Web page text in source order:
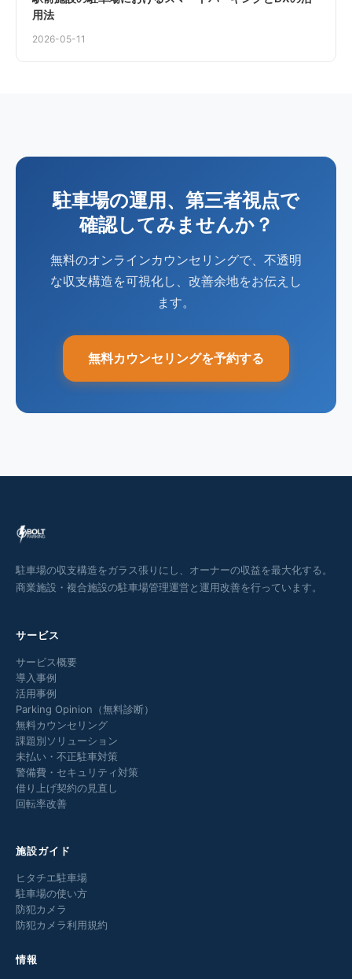
用法
2026-05-11
駐車場の運用、第三者視点で
確認してみませんか？
無料のオンラインカウンセリングで、不透明
な収支構造を可視化し、改善余地をお伝えし
ます。
無料カウンセリングを予約する
駐車場の収支構造をガラス張りにし、オーナーの収益を最大化する。
商業施設・複合施設の駐車場管理運営と運用改善を行っています。
サービス
サービス概要
導入事例
活用事例
Parking Opinion（無料診断）
無料カウンセリング
課題別ソリューション
未払い・不正駐車対策
警備費・セキュリティ対策
借り上げ契約の見直し
回転率改善
施設ガイド
ヒタチエ駐車場
駐車場の使い方
防犯カメラ
防犯カメラ利用規約
情報